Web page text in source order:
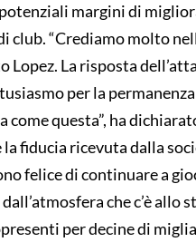
margini di
club. “Crediamo molto
Lopez. La risposta
per la permanenza
come questa”, ha
fiducia ricevuta dalla
felice di continuare a
che c’è allo
per decine di